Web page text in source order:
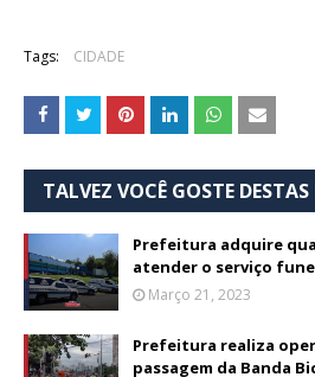
Tags: CIDADE
TALVEZ VOCÊ GOSTE
Prefeitura adquire
atender o serviço
Março 21, 2023
Prefeitura realiza
passagem da Banda